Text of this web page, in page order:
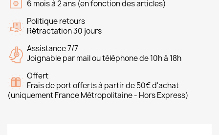
6 mois à 2 ans (en fonction des articles)
Politique retours
Rétractation 30 jours
Assistance 7/7
Joignable par mail ou téléphone de 10h à 18h
Offert
Frais de port offerts à partir de 50€ d'achat
(uniquement France Métropolitaine - Hors Express)